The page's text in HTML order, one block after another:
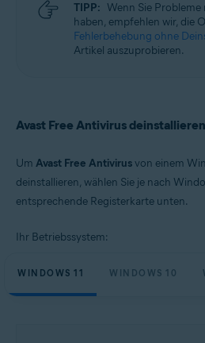
Betriebssysteme:
Microsoft Windows 11 Home/Pro/
Microsoft Windows 10 Home/Pro/
benutzerfreundlichem Rollup-Update, 32-/
TIPP: Wenn Sie
haben, empfehlen wir, die
Fehlerbehebung ohne
Artikel auszuprobieren.
Avast Free Antivirus deinstallieren
Um Avast Free Antivirusvon einem
deinstallieren, wählen Sie je nach
entsprechende Registerkarte unten.
Ihr Betriebssystem:
WINDOWS 11 WINDOWS 10